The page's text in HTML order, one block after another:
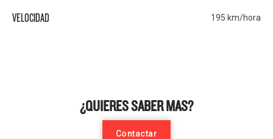
VELOCIDAD 195 km/hora
¿QUIERES SABER MAS?
Contactar